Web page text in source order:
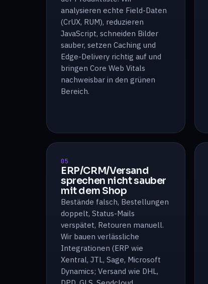
analysieren echte Field-Daten
(CrUX, RUM), reduzieren
JavaScript, schneiden Bilder
sauber, setzen Caching und
Edge-Delivery richtig auf und
bringen Core Web Vitals
nachweisbar in den grünen
Bereich.
05
ERP/CRM/Versand
sprechen nicht sauber
mit dem Shop
Bestände falsch, Bestellungen
doppelt, Status-Mails
verspätet, Retouren manuell.
Wir bauen verlässliche
Integrationen (ERP wie
Xentral, JTL, Sage, Microsoft
Dynamics; Versand wie DHL,